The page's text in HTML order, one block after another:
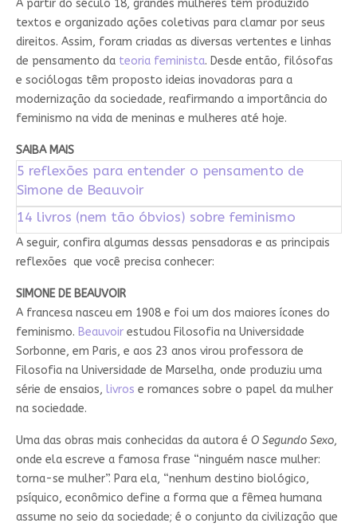
A partir do século 18, grandes mulheres têm produzido
textos e organizado ações coletivas para clamar por seus
direitos. Assim, foram criadas as diversas vertentes e linhas
de pensamento da teoria feminista. Desde então, filósofas
e sociólogas têm proposto ideias inovadoras para a
modernização da sociedade, reafirmando a importância do
feminismo na vida de meninas e mulheres até hoje.
SAIBA MAIS
5 reflexões para entender o pensamento de
Simone de Beauvoir
14 livros (nem tão óbvios) sobre feminismo
A seguir, confira algumas dessas pensadoras e as principais
reflexões que você precisa conhecer:
SIMONE DE BEAUVOIR
A francesa nasceu em 1908 e foi um dos maiores ícones do
feminismo. Beauvoirestudou Filosofia na Universidade
Sorbonne, em Paris, e aos 23 anos virou professora de
Filosofia na Universidade de Marselha, onde produziu uma
série de ensaios, livros e romances sobre o papel da mulher
na sociedade.
Uma das obras mais conhecidas da autora é O Segundo Sexo,
onde ela escreve a famosa frase “ninguém nasce mulher:
torna-se mulher”. Para ela, “nenhum destino biológico,
psíquico, econômico define a forma que a fêmea humana
assume no seio da sociedade; é o conjunto da civilização que